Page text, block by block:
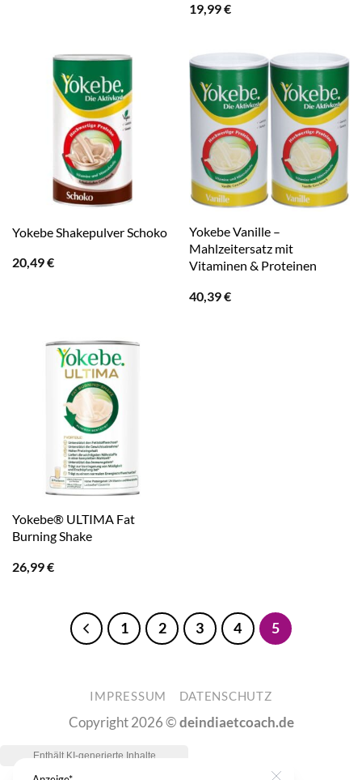
19,99€
Yokebe Shakepulver Schoko
20,49€
Yokebe Vanille –
Mahlzeitersatz mit
Vitaminen & Proteinen
40,39€
Yokebe® ULTIMA Fat
Burning Shake
26,99€
1 2 3 4 5
IMPRESSUM DATENSCHUTZ
Copyright 2026 ©deindiaetcoach.de